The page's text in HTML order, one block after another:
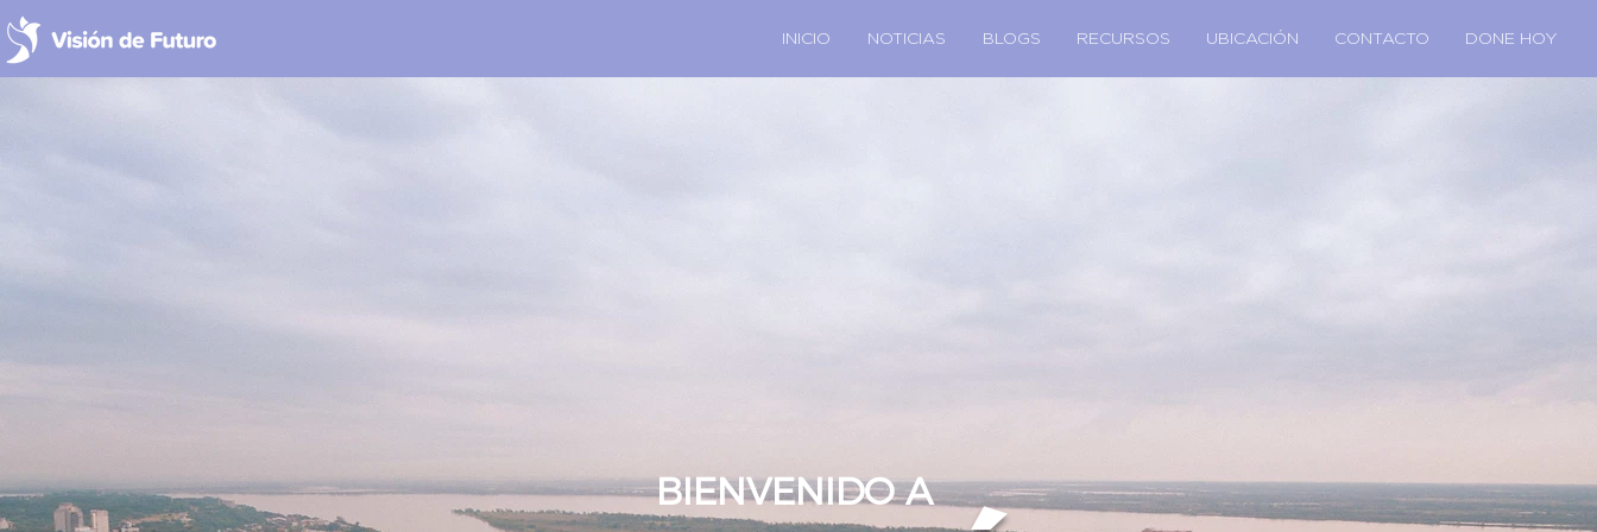
INICIO NOTICIAS BLOGS RECURSOS UBICACIÓN CONTACTO DONE HOY
BIENVENIDO A